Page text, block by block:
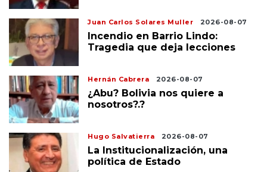
Juan Carlos Solares Muller 2026-08-07
Incendio en Barrio Lindo:
Tragedia que deja lecciones
Hernán Cabrera 2026-08-07
¿Abu? Bolivia nos quiere a
nosotros?.?
Hugo Salvatierra 2026-08-07
La Institucionalización, una
política de Estado